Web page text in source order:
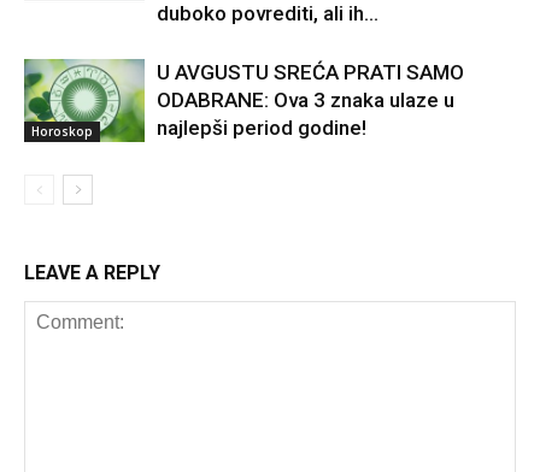
duboko povrediti, ali ih...
Horoskop
U AVGUSTU SREĆA PRATI SAMO
ODABRANE: Ova 3 znaka ulaze u
najlepši period godine!
LEAVE A REPLY